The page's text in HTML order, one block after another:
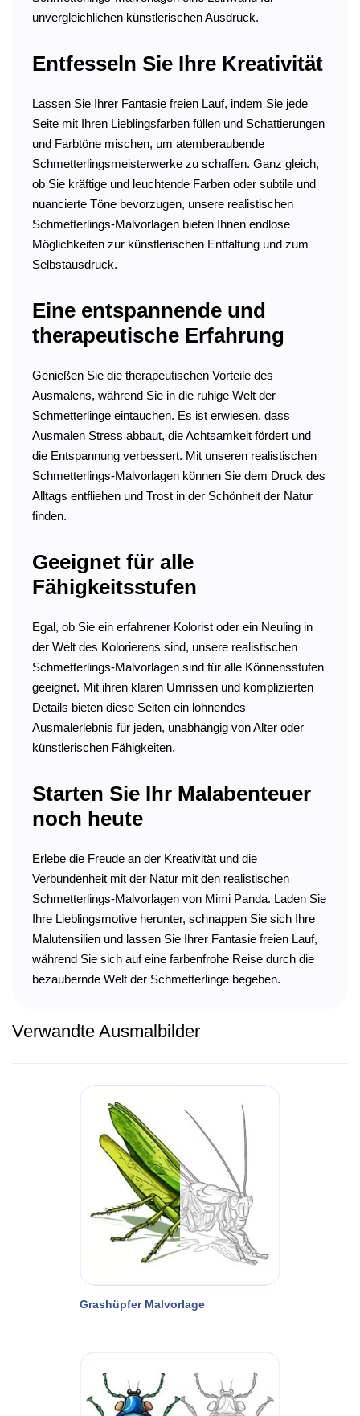
unvergleichlichen künstlerischen Ausdruck.
Entfesseln Sie Ihre Kreativität
Lassen Sie Ihrer Fantasie freien Lauf, indem Sie jede
Seite mit Ihren Lieblingsfarben füllen und Schattierungen
und Farbtöne mischen, um atemberaubende
Schmetterlingsmeisterwerke zu schaffen. Ganz gleich,
ob Sie kräftige und leuchtende Farben oder subtile und
nuancierte Töne bevorzugen, unsere realistischen
Schmetterlings-Malvorlagen bieten Ihnen endlose
Möglichkeiten zur künstlerischen Entfaltung und zum
Selbstausdruck.
Eine entspannende und
therapeutische Erfahrung
Genießen Sie die therapeutischen Vorteile des
Ausmalens, während Sie in die ruhige Welt der
Schmetterlinge eintauchen. Es ist erwiesen, dass
Ausmalen Stress abbaut, die Achtsamkeit fördert und
die Entspannung verbessert. Mit unseren realistischen
Schmetterlings-Malvorlagen können Sie dem Druck des
Alltags entfliehen und Trost in der Schönheit der Natur
finden.
Geeignet für alle
Fähigkeitsstufen
Egal, ob Sie ein erfahrener Kolorist oder ein Neuling in
der Welt des Kolorierens sind, unsere realistischen
Schmetterlings-Malvorlagen sind für alle Könnensstufen
geeignet. Mit ihren klaren Umrissen und komplizierten
Details bieten diese Seiten ein lohnendes
Ausmalerlebnis für jeden, unabhängig von Alter oder
künstlerischen Fähigkeiten.
Starten Sie Ihr Malabenteuer
noch heute
Erlebe die Freude an der Kreativität und die
Verbundenheit mit der Natur mit den realistischen
Schmetterlings-Malvorlagen von Mimi Panda. Laden Sie
Ihre Lieblingsmotive herunter, schnappen Sie sich Ihre
Malutensilien und lassen Sie Ihrer Fantasie freien Lauf,
während Sie sich auf eine farbenfrohe Reise durch die
bezaubernde Welt der Schmetterlinge begeben.
Verwandte Ausmalbilder
Grashüpfer Malvorlage